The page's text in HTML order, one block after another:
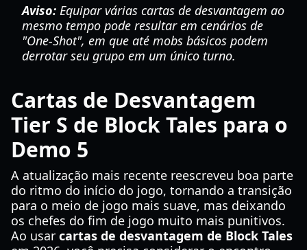
Aviso: Equipar várias cartas de desvantagem ao
mesmo tempo pode resultar em cenários de
"One-Shot", em que até mobs básicos podem
derrotar seu grupo em um único turno.
Cartas de Desvantagem
Tier S de Block Tales para o
Demo 5
A atualização mais recente reescreveu boa parte
do ritmo do início do jogo, tornando a transição
para o meio de jogo mais suave, mas deixando
os chefes do fim de jogo muito mais punitivos.
Ao usar cartas de desvantagem de Block Tales